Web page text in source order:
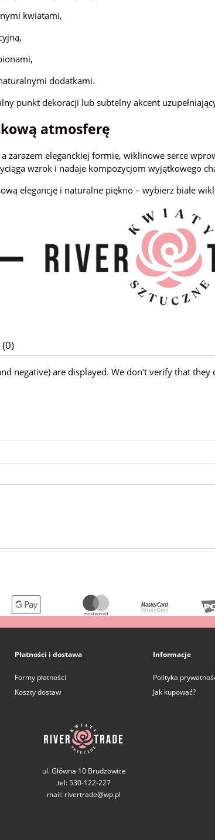
kwiatami,
dodatkami.
punkt dekoracji lub subtelny akcent
atmosferę
zarazem eleganckiej formie, wiklinowe serce
wzrok i nadaje kompozycjom wyjątkowego
elegancję i naturalne piękno – wybierz białe
negative) are displayed. We don't verify that
Płatności i dostawa
Formy płatności
Koszty dostaw
Informacje
Polityka
Jak kupować?
ul. Główna 10 Brudzowice
tel: 530-122-227
mail: rivertrade@wp.pl